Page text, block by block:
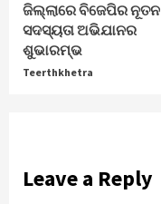
ଜିଲ୍ଲାରେ ବିଜେପିର ନୂତନ
ସଦସ୍ୟତା ଅଭିଯାନର
ଶୁଭାରମ୍ଭ
Teerthkhetra
Leave a Reply